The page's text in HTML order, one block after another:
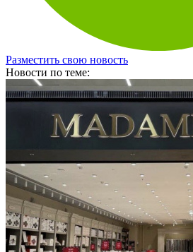
Разместить свою новость
Новости по теме: